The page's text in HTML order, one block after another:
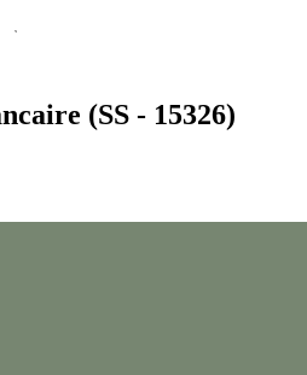
(SS - 15326)